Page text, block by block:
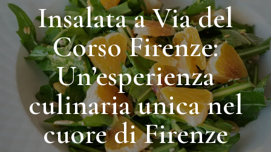
Insalata a Via del
Corso Firenze:
Un’esperienza
culinaria unica nel
cuore di Firenze